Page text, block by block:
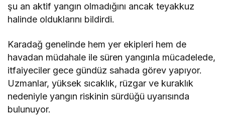
şu an aktif yangın olmadığını ancak teyakkuz
halinde olduklarını bildirdi.
Karadağ genelinde hem yer ekipleri hem de
havadan müdahale ile süren yangınla mücadelede,
itfaiyeciler gece gündüz sahada görev yapıyor.
Uzmanlar, yüksek sıcaklık, rüzgar ve kuraklık
nedeniyle yangın riskinin sürdüğü uyarısında
bulunuyor.